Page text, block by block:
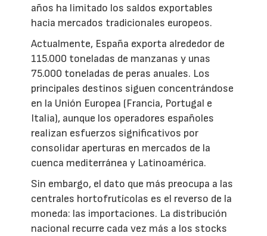
años ha limitado los saldos exportables
hacia mercados tradicionales europeos.
Actualmente, España exporta alrededor de
115.000 toneladas de manzanas y unas
75.000 toneladas de peras anuales. Los
principales destinos siguen concentrándose
en la Unión Europea (Francia, Portugal e
Italia), aunque los operadores españoles
realizan esfuerzos significativos por
consolidar aperturas en mercados de la
cuenca mediterránea y Latinoamérica.
Sin embargo, el dato que más preocupa a las
centrales hortofrutícolas es el reverso de la
moneda: las importaciones. La distribución
nacional recurre cada vez más a los stocks